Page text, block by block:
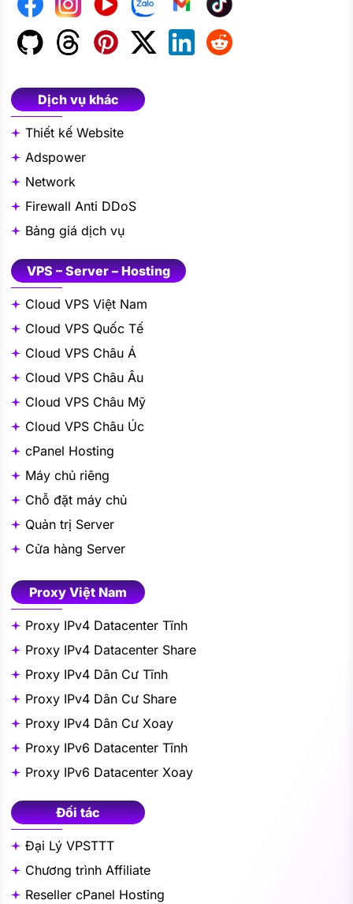
Dịch vụ khác
Thiết kế Website
Adspower
Network
Firewall Anti DDoS
Bảng giá dịch vụ
VPS – Server – Hosting
Cloud VPS Việt Nam
Cloud VPS Quốc Tế
Cloud VPS Châu Á
Cloud VPS Châu Âu
Cloud VPS Châu Mỹ
Cloud VPS Châu Úc
cPanel Hosting
Máy chủ riêng
Chỗ đặt máy chủ
Quản trị Server
Cửa hàng Server
Proxy Việt Nam
Proxy IPv4 Datacenter Tĩnh
Proxy IPv4 Datacenter Share
Proxy IPv4 Dân Cư Tĩnh
Proxy IPv4 Dân Cư Share
Proxy IPv4 Dân Cư Xoay
Proxy IPv6 Datacenter Tĩnh
Proxy IPv6 Datacenter Xoay
Đối tác
Đại Lý VPSTTT
Chương trình Affiliate
Reseller cPanel Hosting